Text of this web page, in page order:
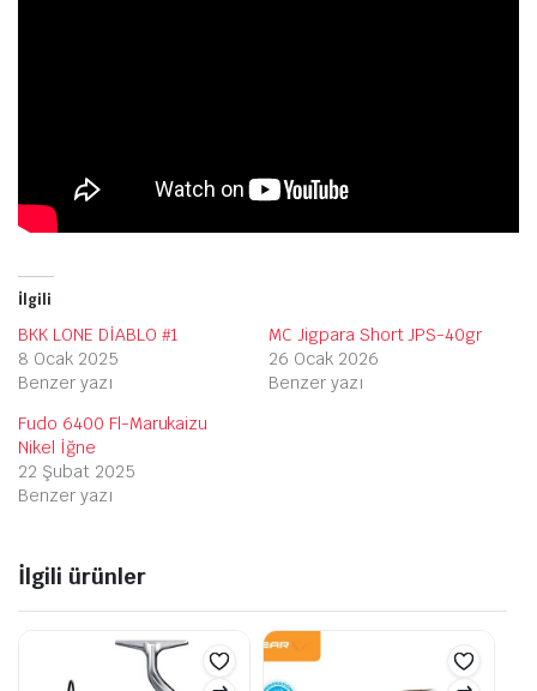
İlgili
BKK LONE DİABLO #1
8 Ocak 2025
Benzer yazı
MC Jigpara Short JPS-40gr
26 Ocak 2026
Benzer yazı
Fudo 6400 Fl-Marukaizu
Nikel İğne
22 Şubat 2025
Benzer yazı
İlgili ürünler